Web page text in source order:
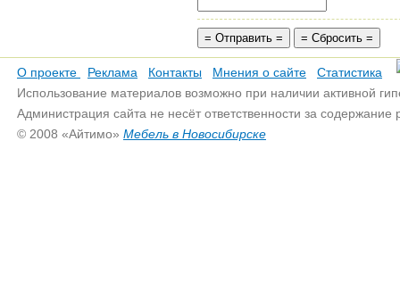
О проекте Реклама Контакты Мнения о сайте
Статистика
Использование материалов возможно при наличии активной
Администрация сайта не несёт ответственности за
© 2008 «Айтимо» Мебель в Новосибирске